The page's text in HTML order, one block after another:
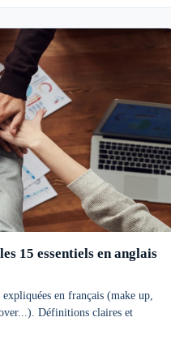
15 essentiels en anglais
en français (make up,
Définitions claires et